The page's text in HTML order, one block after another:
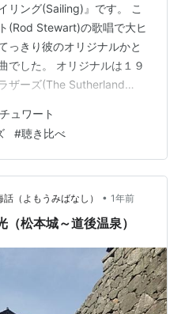
リング(Sailing)』です。 こ
(Rod Stewart)の歌唱で大ヒ
っきり彼のオリジナルかと
でした。 オリジナルは１９
ザーズ(The Sutherland
のです。 サザーランド・ブ
サー・デイヴィス・グルー
WInwood)、スティーヴ・
ロデュースしています。 ロ
９年…
ュワート
#聴き比べ
（よもうみばなし） • 1年前
松本城～道後温泉）